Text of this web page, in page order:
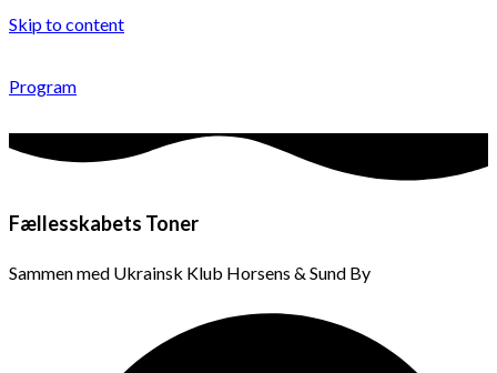
Skip to content
Program
Fællesskabets Toner
Sammen med Ukrainsk Klub Horsens & Sund By